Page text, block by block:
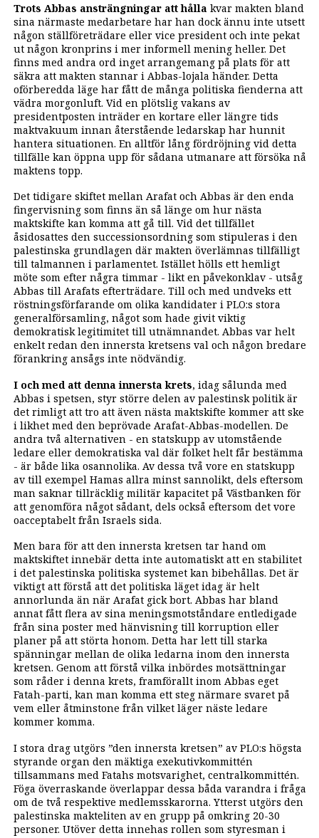
Trots Abbas ansträngningar att hålla kvar makten bland
sina närmaste medarbetare har han dock ännu inte utsett
någon ställföreträdare eller vice president och inte pekat
ut någon kronprins i mer informell mening heller. Det
finns med andra ord inget arrangemang på plats för att
säkra att makten stannar i Abbas-lojala händer. Detta
oförberedda läge har fått de många politiska fienderna att
vädra morgonluft. Vid en plötslig vakans av
presidentposten inträder en kortare eller längre tids
maktvakuum innan återstående ledarskap har hunnit
hantera situationen. En alltför lång fördröjning vid detta
tillfälle kan öppna upp för sådana utmanare att försöka nå
maktens topp.
Det tidigare skiftet mellan Arafat och Abbas är den enda
fingervisning som finns än så länge om hur nästa
maktskifte kan komma att gå till. Vid det tillfället
åsidosattes den successionsordning som stipuleras i den
palestinska grundlagen där makten överlämnas tillfälligt
till talmannen i parlamentet. Istället hölls ett hemligt
möte som efter några timmar - likt en påvekonklav - utsåg
Abbas till Arafats efterträdare. Till och med undveks ett
röstningsförfarande om olika kandidater i PLO:s stora
generalförsamling, något som hade givit viktig
demokratisk legitimitet till utnämnandet. Abbas var helt
enkelt redan den innersta kretsens val och någon bredare
förankring ansågs inte nödvändig.
I och med att denna innersta krets, idag sålunda med
Abbas i spetsen, styr större delen av palestinsk politik är
det rimligt att tro att även nästa maktskifte kommer att ske
i likhet med den beprövade Arafat-Abbas-modellen. De
andra två alternativen - en statskupp av utomstående
ledare eller demokratiska val där folket helt får bestämma
- är både lika osannolika. Av dessa två vore en statskupp
av till exempel Hamas allra minst sannolikt, dels eftersom
man saknar tillräcklig militär kapacitet på Västbanken för
att genomföra något sådant, dels också eftersom det vore
oacceptabelt från Israels sida.
Men bara för att den innersta kretsen tar hand om
maktskiftet innebär detta inte automatiskt att en stabilitet
i det palestinska politiska systemet kan bibehållas. Det är
viktigt att förstå att det politiska läget idag är helt
annorlunda än när Arafat gick bort. Abbas har bland
annat fått flera av sina meningsmotståndare entledigade
från sina poster med hänvisning till korruption eller
planer på att störta honom. Detta har lett till starka
spänningar mellan de olika ledarna inom den innersta
kretsen. Genom att förstå vilka inbördes motsättningar
som råder i denna krets, framförallt inom Abbas eget
Fatah-parti, kan man komma ett steg närmare svaret på
vem eller åtminstone från vilket läger näste ledare
kommer komma.
I stora drag utgörs ”den innersta kretsen” av PLO:s högsta
styrande organ den mäktiga exekutivkommittén
tillsammans med Fatahs motsvarighet, centralkommittén.
Föga överraskande överlappar dessa båda varandra i fråga
om de två respektive medlemsskarorna. Ytterst utgörs den
palestinska makteliten av en grupp på omkring 20-30
personer. Utöver detta innehas rollen som styresman i